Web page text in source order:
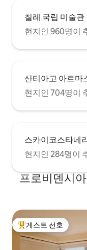
칠레 국립 미술관
현지인 960명이
산티아고 아르마
현지인 704명이
스카이코스타네
현지인 284명이
프로비덴시
상위 게스트 선호
게스트 선호